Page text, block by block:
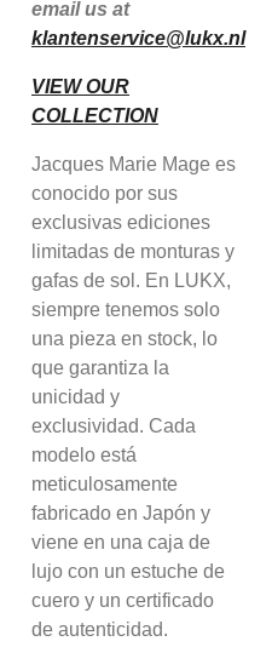
email us at
klantenservice@lukx.nl
VIEW OUR
COLLECTION
Jacques Marie Mage es
conocido por sus
exclusivas ediciones
limitadas de monturas y
gafas de sol. En LUKX,
siempre tenemos solo
una pieza en stock, lo
que garantiza la
unicidad y
exclusividad. Cada
modelo está
meticulosamente
fabricado en Japón y
viene en una caja de
lujo con un estuche de
cuero y un certificado
de autenticidad.